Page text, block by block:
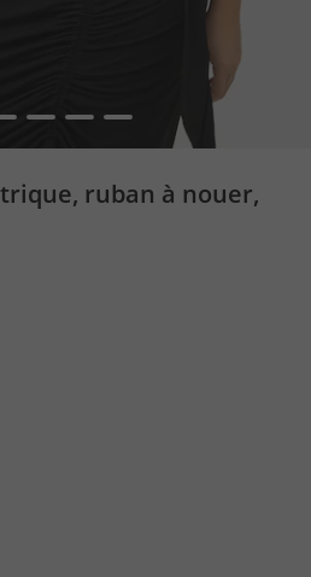
3 4 5
ruban à nouer,